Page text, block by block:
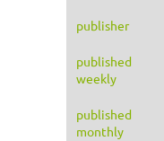
publisher
published
weekly
published
monthly